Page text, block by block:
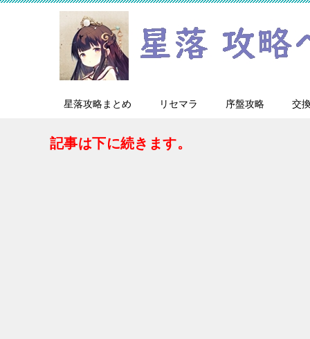
星落攻略まとめ リセマラ 序盤攻略 交
記事は下に続きます。